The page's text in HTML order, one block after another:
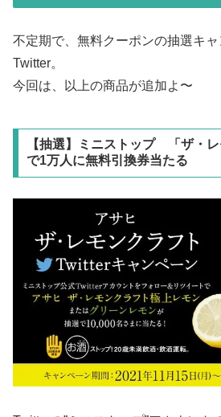
不定期で、無料クーポンの抽選キャ
Twitter。
今回は、以上の商品が追加よ〜
【抽選】ミニストップ 「ザ・
で1万人に無料引換券当たる